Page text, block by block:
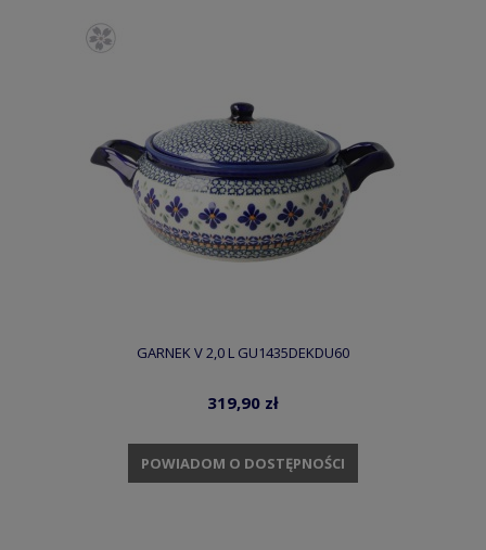
GARNEK V 2,0 L GU1435DEKDU60
319,90 zł
POWIADOM O DOSTĘPNOŚCI